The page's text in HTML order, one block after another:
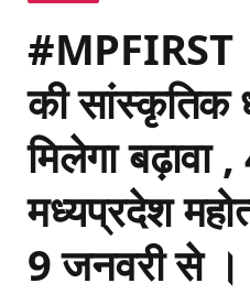
#MPFIRST
की सांस्‍कृतिक
मिलेगा बढ़ावा
मध्यप्रदेश
9 जनवरी से ।